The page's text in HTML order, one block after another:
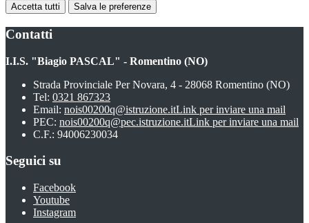
Accetta tutti Salva le preferenze
Contatti
I.I.S. "Biagio PASCAL" - Romentino (NO)
Strada Provinciale Per Novara, 4 - 28068 Romentino (NO)
Tel: 0321 867323
Email: nois00200q@istruzione.itLink per inviare una mail
PEC: nois00200q@pec.istruzione.itLink per inviare una mail
C.F.: 94006230034
Seguici su
Facebook
Youtube
Instagram